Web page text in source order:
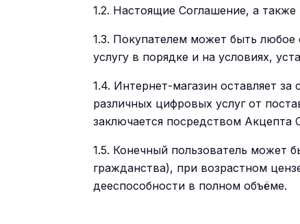
1.2. Настоящие Соглашение, а
1.3. Покупателем может быть
услугу в порядке и на условиях,
1.4. Интернет-магазин оставляет
различных цифровых услуг от
заключается посредством Акцепта
1.5. Конечный пользователь может
гражданства), при возрастном
дееспособности в полном объёме.